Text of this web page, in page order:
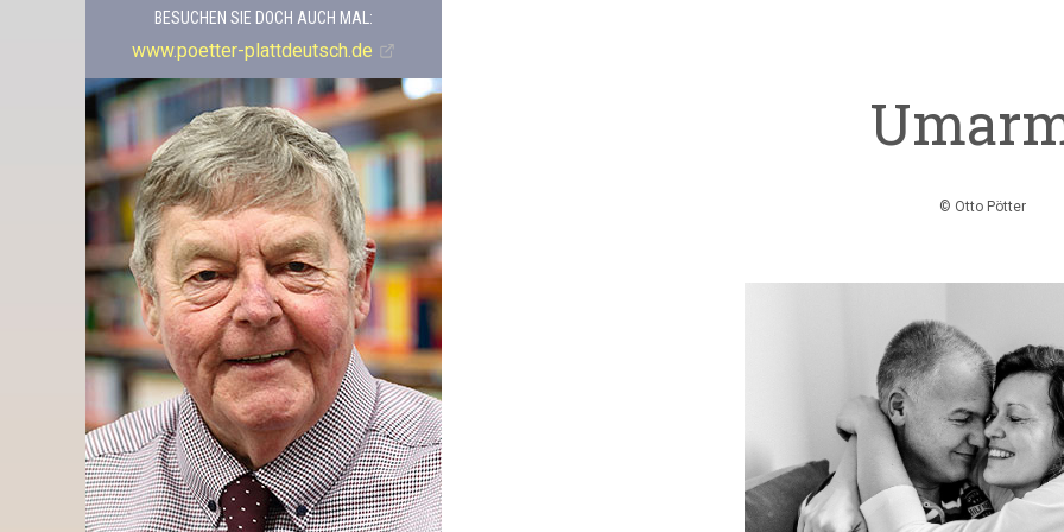
BESUCHEN SIE DOCH AUCH MAL:
www.poetter-plattdeutsch.de
© Otto Pötter